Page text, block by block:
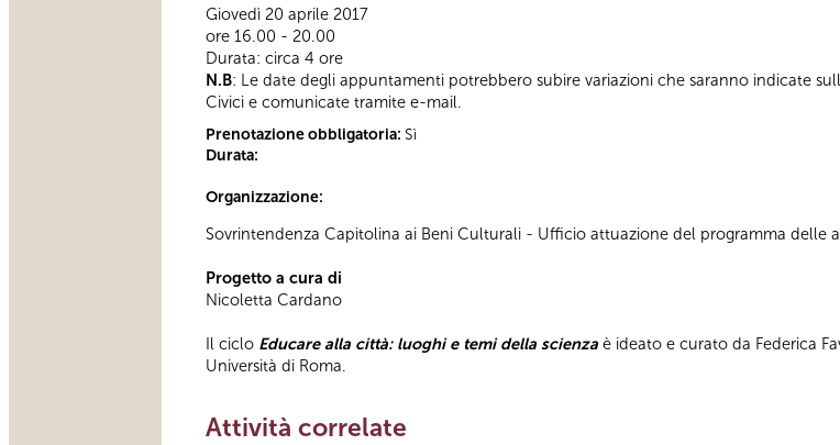
Giovedì 20 aprile 2017
ore 16.00 - 20.00
Durata: circa 4 ore
N.B: Le date degli appuntamenti potrebbero subire variazioni che saranno indicate
Civici e comunicate tramite e-mail.
Prenotazione obbligatoria: Sì
Durata:
Organizzazione:
Sovrintendenza Capitolina ai Beni Culturali - Ufficio attuazione del programma delle
Progetto a cura di
Nicoletta Cardano
Il ciclo Educare alla città: luoghi e temi della scienza è ideato e curato da Federica
Università di Roma.
Attività correlate